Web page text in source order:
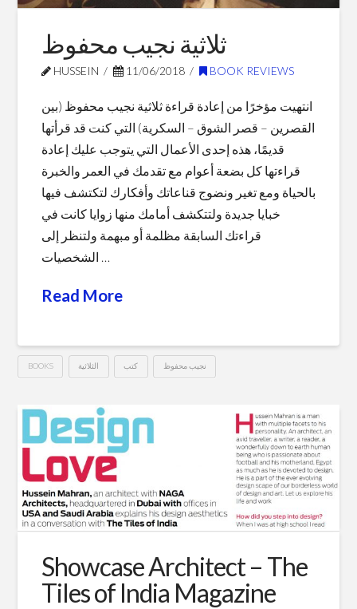
Annual
Gold
Nugget
Awards06.29.2018
ثلاثية نجيب محفوظ
HUSSEIN 11/06/2018 BOOK REVIEWS
انتهيت مؤخرًا من إعادة قراءة ثلاثية نجيب محفوظ (بين
القصرين – قصر الشوق – السكرية) التي كنت قد قرأتها
قديمًا، هذه إحدى الأعمال التي يتوجب عليك إعادة
قراءتها كل بضعة أعوام مع تقدمك في العمر والخبرة
بالحياة ومع تغير ونضوج قناعاتك وأفكارك لتكتشف فيها
خبايا جديدة ولتتكشف أمامك منها زوايا كانت في
قراءتك السابقة مظلمة أو مبهمة ولتنظر إلى
الشخصيات …
Read More
BOOKS الثلاثية كتب نجيب محفوظ
نجيب
محفوظ06.11.2018
Showcase Architect – The
Tiles of India Magazine